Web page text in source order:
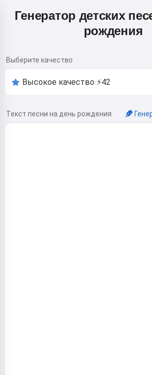
Генератор детских
рождения
Выберите качество
Текст песни на день рождения